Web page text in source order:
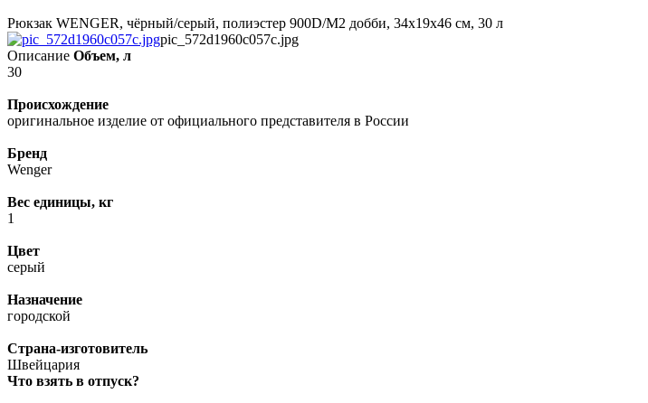
Рюкзак WENGER, чёрный/серый, полиэстер 900D/М2 добби, 34x19x46 см, 30 л
pic_572d1960c057c.jpg
Описание Объем, л
30
Происхождение
оригинальное изделие от официального представителя в России
Бренд
Wenger
Вес единицы, кг
1
Цвет
серый
Назначение
городской
Страна-изготовитель
Швейцария
Что взять в отпуск?